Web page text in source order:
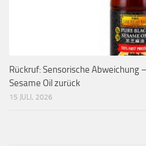
Rückruf: Sensorische Abweichung
Sesame Oil zurück
15 JULI, 2026